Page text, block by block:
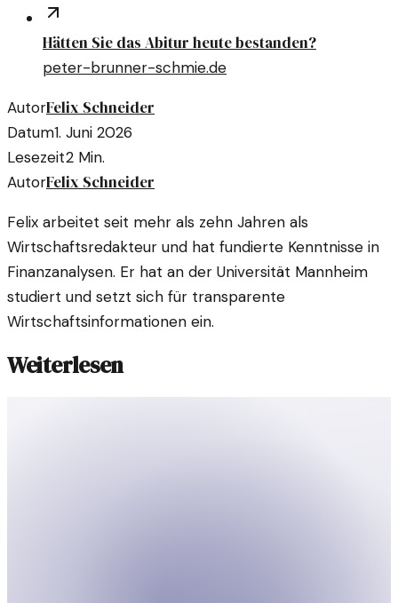
Hätten Sie das Abitur heute bestanden?
peter-brunner-schmie.de
AutorFelix Schneider
Datum1. Juni 2026
Lesezeit2 Min.
AutorFelix Schneider
Felix arbeitet seit mehr als zehn Jahren als
Wirtschaftsredakteur und hat fundierte Kenntnisse in
Finanzanalysen. Er hat an der Universität Mannheim
studiert und setzt sich für transparente
Wirtschaftsinformationen ein.
Weiterlesen